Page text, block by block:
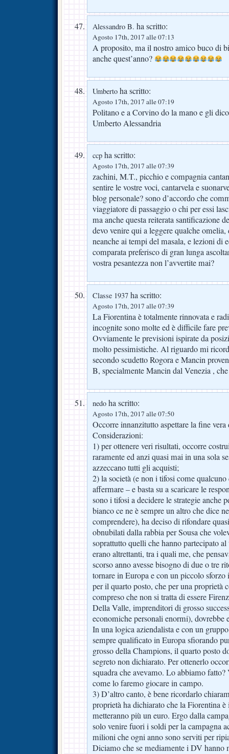
Alessandro B. ha scritto:
Agosto 17th, 2017 alle 07:13
A proposito, ma il nostro amico buco di
anche quest’anno?
Umberto ha scritto:
Agosto 17th, 2017 alle 07:19
Politano e a Corvino do la mano e gli
Umberto Alessandria
ccp ha scritto:
Agosto 17th, 2017 alle 07:39
zachini, M.T., picchio e compagnia
sentire le vostre voci, cantarvela e
blog personale? sono d’accordo che
viaggiatore di passaggio o chi per essi
ma anche questa reiterata santificazione
devo venire qui a leggere qualche
neanche ai tempi del masala, e lezioni di
comparata preferisco di gran lunga
vostra pesantezza non l’avvertite mai?
Classe 1937 ha scritto:
Agosto 17th, 2017 alle 07:39
La Fiorentina è totalmente rinnovata e
incognite sono molte ed è difficile fare
Ovviamente le previsioni ispirate da
molto pessimistiche. Al riguardo mi
secondo scudetto Rogora e Mancin
B, specialmente Mancin dal Venezia ,
nedo ha scritto:
Agosto 17th, 2017 alle 07:50
Occorre innanzitutto aspettare la fine
Considerazioni:
1) per ottenere veri risultati, occorre
raramente ed anzi quasi mai in una sola
azzeccano tutti gli acquisti;
2) la società (e non i tifosi come qualcuno
affermare – e basta su a scaricare le
sono i tifosi a decidere le strategie anche
bianco ce ne è sempre un altro che dice
comprendere), ha deciso di rifondare
obnubilati dalla rabbia per Sousa che
soprattutto quelli che hanno partecipato
erano altrettanti, tra i quali me, che
scorso anno avesse bisogno di due o tre
tornare in Europa e con un piccolo
per il quarto posto, che per una proprietà
compreso che non si tratta di essere
Della Valle, imprenditori di grosso
economiche personali enormi), dovrebbe
In una logica aziendalista e con un
sempre qualificato in Europa sfiorando
grosso della Champions, il quarto posto
segreto non dichiarato. Per ottenerlo
squadra che avevamo. Lo abbiamo
come lo faremo giocare in campo.
3) D’altro canto, è bene ricordarlo
proprietà ha dichiarato che la Fiorentina
metteranno più un euro. Ergo dalla
solo venire fuori i soldi per la campagna
milioni che ogni anno sono serviti per
Diciamo che se mediamente i DV hanno